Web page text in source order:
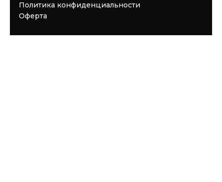
Политика конфиденциальности
Оферта